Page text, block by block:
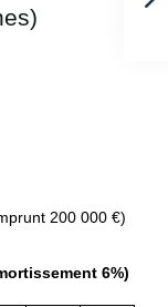
200 000 €)
6%)